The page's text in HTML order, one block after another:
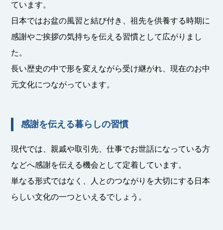
ています。
日本ではお盆の風習と結び付き、祖先を供養する時期に
感謝やご挨拶の気持ちを伝える習慣として広がりまし
た。
長い歴史の中で形を変えながら受け継がれ、現在のお中
元文化につながっています。
感謝を伝える暮らしの習慣
現代では、親戚や取引先、仕事でお世話になっている方
などへ感謝を伝える機会として定着しています。
単なる形式ではなく、人とのつながりを大切にする日本
らしい文化の一つといえるでしょう。